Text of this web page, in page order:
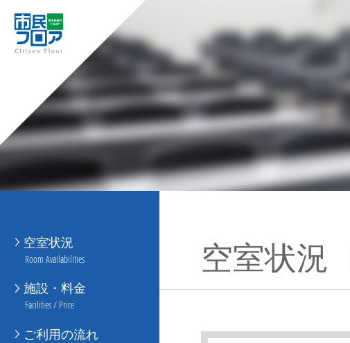
空室状況
Room Availabilities
施設・料金
Facilities / Price
ご利用の流れ
空室状況